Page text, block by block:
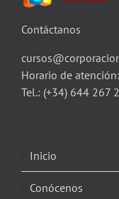
Contáctanos
Horario de
Tel.: (+34) 644 267
Inicio
Conócenos